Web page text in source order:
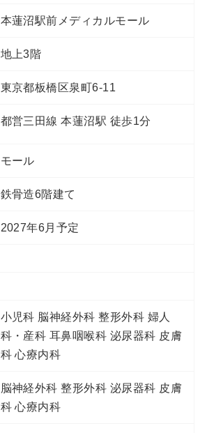
本蓮沼駅前メディカルモール
地上3階
東京都板橋区泉町6-11
都営三田線 本蓮沼駅 徒歩1分
モール
鉄骨造6階建て
2027年6月予定
小児科 脳神経外科 整形外科 婦人
科・産科 耳鼻咽喉科 泌尿器科 皮膚
科 心療内科
脳神経外科 整形外科 泌尿器科 皮膚
科 心療内科